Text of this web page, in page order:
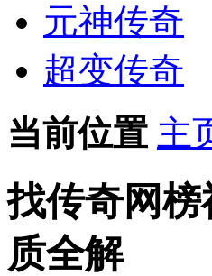
元神传奇
超变传奇
当前位置 主
找传奇网
质全解